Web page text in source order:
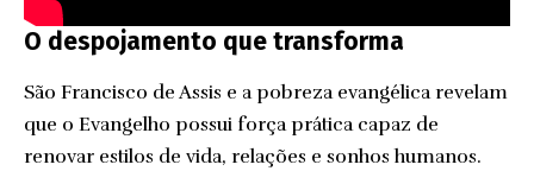
O despojamento que transforma
São Francisco de Assis e a pobreza evangélica revelam
que o Evangelho possui força prática capaz de
renovar estilos de vida, relações e sonhos humanos.